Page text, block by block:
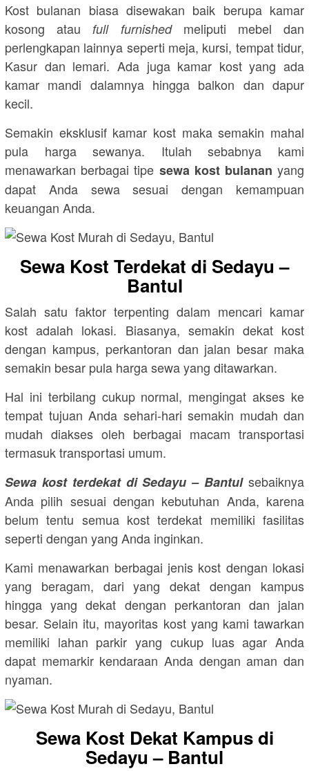
Kost bulanan biasa disewakan baik berupa kamar
kosong ataufull furnished meliputi mebel dan
perlengkapan lainnya seperti meja, kursi, tempat tidur,
Kasur dan lemari. Ada juga kamar kost yang ada
kamar mandi dalamnya hingga balkon dan dapur
kecil.
Semakin eksklusif kamar kost maka semakin mahal
pula harga sewanya. Itulah sebabnya kami
menawarkan berbagai tipe sewa kost bulanan yang
dapat Anda sewa sesuai dengan kemampuan
keuangan Anda.
Sewa Kost Terdekat di Sedayu –
Bantul
Salah satu faktor terpenting dalam mencari kamar
kost adalah lokasi. Biasanya, semakin dekat kost
dengan kampus, perkantoran dan jalan besar maka
semakin besar pula harga sewa yang ditawarkan.
Hal ini terbilang cukup normal, mengingat akses ke
tempat tujuan Anda sehari-hari semakin mudah dan
mudah diakses oleh berbagai macam transportasi
termasuk transportasi umum.
Sewa kost terdekat di Sedayu – Bantulsebaiknya
Anda pilih sesuai dengan kebutuhan Anda, karena
belum tentu semua kost terdekat memiliki fasilitas
seperti dengan yang Anda inginkan.
Kami menawarkan berbagai jenis kost dengan lokasi
yang beragam, dari yang dekat dengan kampus
hingga yang dekat dengan perkantoran dan jalan
besar. Selain itu, mayoritas kost yang kami tawarkan
memiliki lahan parkir yang cukup luas agar Anda
dapat memarkir kendaraan Anda dengan aman dan
nyaman.
Sewa Kost Dekat Kampus di
Sedayu – Bantul